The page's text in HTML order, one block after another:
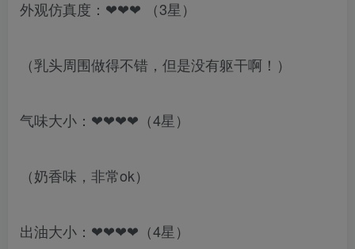
外观仿真度：❤❤❤ （3星）
（乳头周围做得不错，但是没有躯干啊！）
气味大小：❤❤❤❤（4星）
（奶香味，非常ok）
出油大小：❤❤❤❤（4星）